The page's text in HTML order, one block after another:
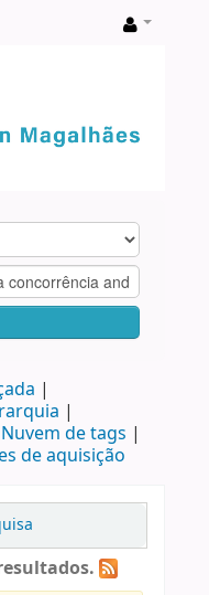
Nuvem de tags
de aquisição